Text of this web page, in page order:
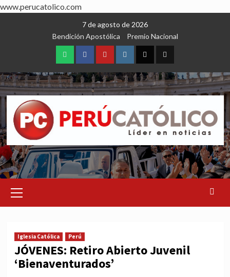
www.perucatolico.com
7 de agosto de 2026
Bendición Apostólica
Premio Nacional
WhatsAppFacebookYoutubeInstagram
X TikTok
Menu
Iglesia Católica Perú
JÓVENES: Retiro Abierto Juvenil
‘Bienaventurados’